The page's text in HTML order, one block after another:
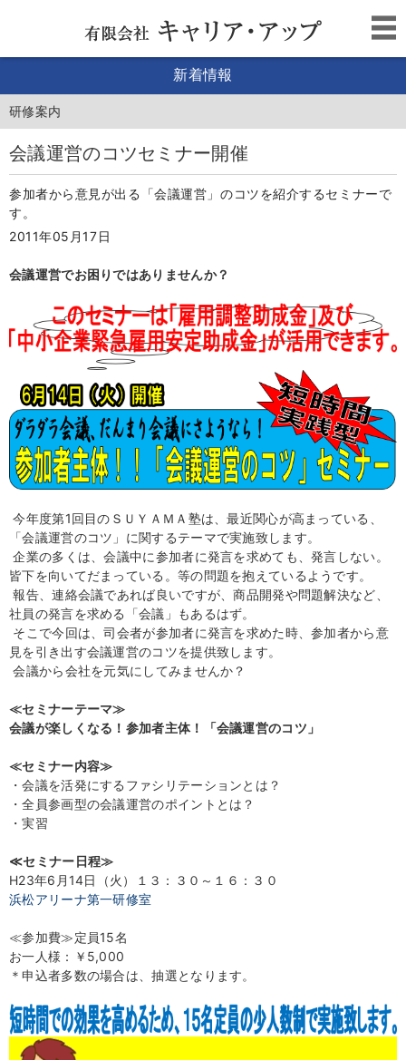
新着情報
研修案内
会議運営のコツセミナー開催
参加者から意見が出る「会議運営」のコツを紹介するセミナーで
す。
2011年05月17日
会議運営でお困りではありませんか？
今年度第1回目のＳＵＹＡＭＡ塾は、最近関心が高まっている、
「会議運営のコツ」に関するテーマで実施致します。
企業の多くは、会議中に参加者に発言を求めても、発言しない。
皆下を向いてだまっている。等の問題を抱えているようです。
報告、連絡会議であれば良いですが、商品開発や問題解決など、
社員の発言を求める「会議」もあるはず。
そこで今回は、司会者が参加者に発言を求めた時、参加者から意
見を引き出す会議運営のコツを提供致します。
会議から会社を元気にしてみませんか？
≪セミナーテーマ≫
会議が楽しくなる！参加者主体！「会議運営のコツ」
≪セミナー内容≫
・会議を活発にするファシリテーションとは？
・全員参画型の会議運営のポイントとは？
・実習
≪セミナー日程≫
H23年6月14日（火）
１３：３０～１６：３０
浜松アリーナ第一研修室
≪参加費≫定員15名
お一人様：￥5,000
＊申込者多数の場合は、抽選となります。